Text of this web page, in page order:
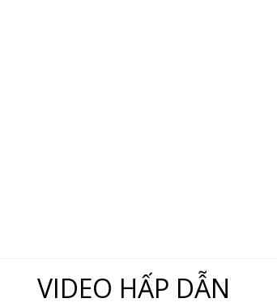
VIDEO HẤP DẪN